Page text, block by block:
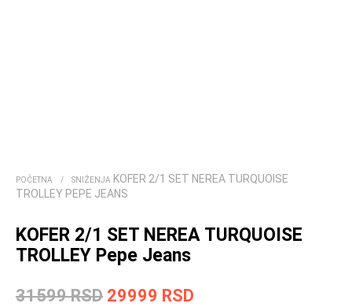
POČETNA / SNIŽENJA KOFER 2/1 SET NEREA TURQUOISE
TROLLEY PEPE JEANS
KOFER 2/1 SET NEREA TURQUOISE
TROLLEY Pepe Jeans
31599RSD Originalna
29999 RSD